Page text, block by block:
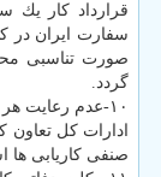
قرارداد كار یك
سفارت ایران در
صورت تناسبی
گردد.
۱۰-عدم رعایت
ادارات كل تعاون
صنفی كاریابی